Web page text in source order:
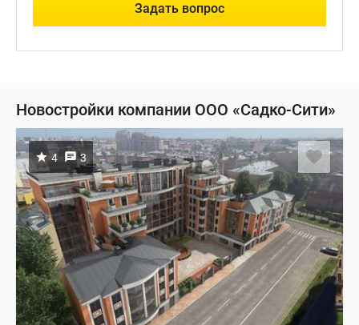
Задать вопрос
Новостройки компании ООО «Садко-Сити»
4 3